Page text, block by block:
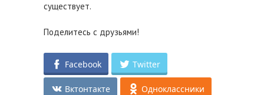
существует.
Поделитесь с друзьями!
Facebook Twitter
Вктонтакте Одноклассники